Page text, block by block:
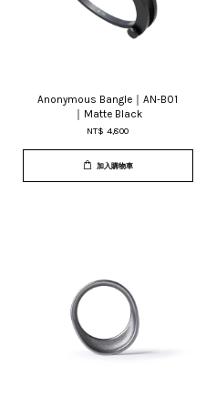
Anonymous Bangle｜AN-B01
｜Matte Black
NT$ 4,800
加入購物車